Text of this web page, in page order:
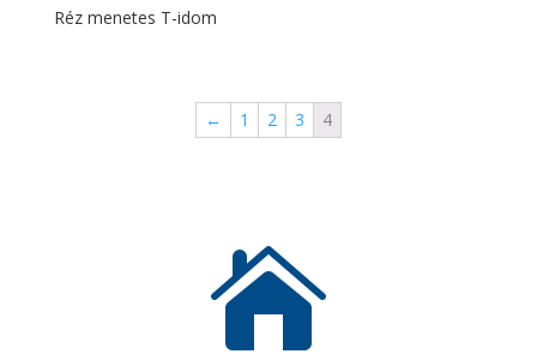
Réz menetes T-idom
← 1 2 3 4
